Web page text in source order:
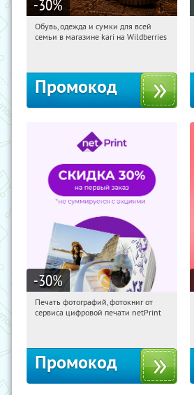
-30%
12:27:48 Получили:
Обувь, одежда и сумки для всей
семьи в магазине kari на Wildberries
Промокод
-30%
12:27:48 Получили:
Печать фотографий, фотокниг от
сервиса цифровой печати netPrint
Промокод